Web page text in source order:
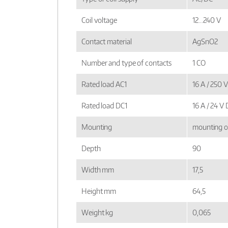
Coil voltage 12...240 V
Contact material AgSnO2
Number and type of contacts 1 CO
Rated load AC1 16 A / 250
Rated load DC1 16 A / 24 V
Mounting mounting
Depth 90
Width mm 17,5
Height mm 64,5
Weight kg 0,065